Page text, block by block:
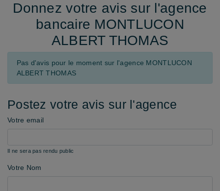
Donnez votre avis sur l'agence
bancaire MONTLUCON
ALBERT THOMAS
Pas d'avis pour le moment sur l'agence MONTLUCON
ALBERT THOMAS
Postez votre avis sur l'agence
Votre email
Il ne sera pas rendu public
Votre Nom